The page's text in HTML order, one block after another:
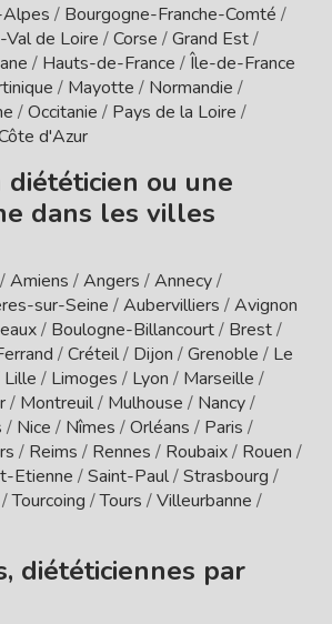
/ Bourgogne-Franche-Comté /
Val de Loire /Corse /Grand Est/
/ Hauts-de-France /Île-de-France
/ Mayotte / Normandie /
/Occitanie / Pays de la Loire /
d'Azur
diététicien ou une
dans les villes
/Amiens /Angers /Annecy/
sur-Seine /Aubervilliers /Avignon
/ Boulogne-Billancourt/ Brest/
/Créteil/ Dijon /Grenoble / Le
Lille / Limoges / Lyon / Marseille /
/ Montreuil/ Mulhouse / Nancy/
/ Nice / Nîmes /Orléans / Paris /
/ Reims / Rennes / Roubaix/ Rouen /
Etienne /Saint-Paul/Strasbourg /
/Tourcoing /Tours /Villeurbanne /
diététiciennes par